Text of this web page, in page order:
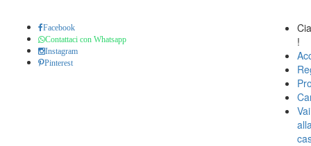
Facebook
Contattaci con Whatsapp
Instagram
Pinterest
!
Vai